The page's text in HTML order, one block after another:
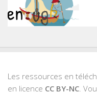
Les ressources en
en licence CC BY-NC .